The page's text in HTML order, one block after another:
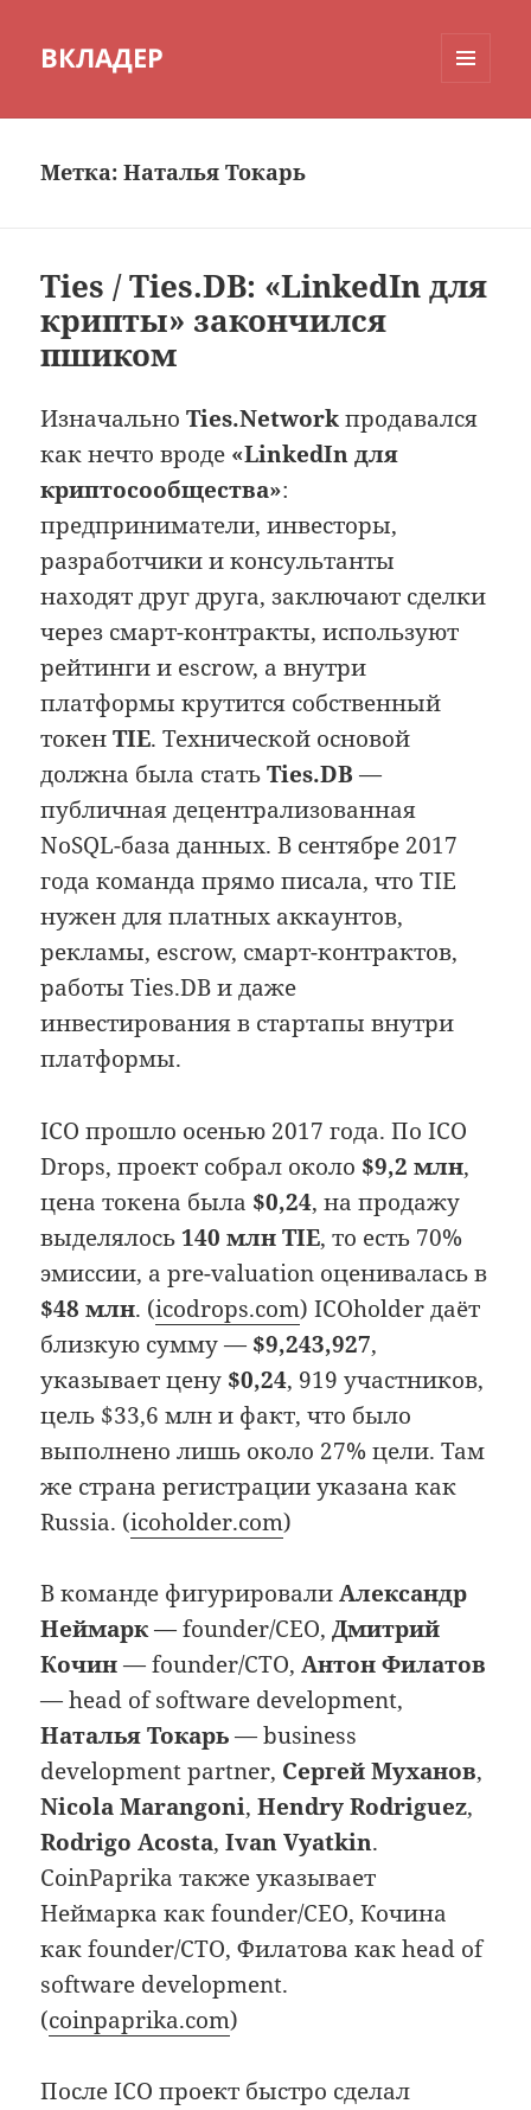
ВКЛАДЕР
Метка:Наталья Токарь
Ties / Ties.DB: «LinkedIn для
крипты» закончился
пшиком
ИзначальноTies.Networkпродавался
как нечто вроде «LinkedIn для
криптосообщества»:
предприниматели, инвесторы,
разработчики и консультанты
находят друг друга, заключают сделки
через смарт-контракты, используют
рейтинги и escrow, а внутри
платформы крутится собственный
токенTIE. Технической основой
должна была статьTies.DB —
публичная децентрализованная
NoSQL-база данных. В сентябре 2017
года команда прямо писала, что TIE
нужен для платных аккаунтов,
рекламы, escrow, смарт-контрактов,
работы Ties.DB и даже
инвестирования в стартапы внутри
платформы.
ICO прошло осенью 2017 года. По ICO
Drops, проект собрал около $9,2 млн,
цена токена была $0,24, на продажу
выделялось 140 млн TIE, то есть 70%
эмиссии, а pre-valuation оценивалась в
$48 млн. (icodrops.com) ICOholder даёт
близкую сумму — $9,243,927,
указывает цену $0,24, 919 участников,
цель $33,6 млн и факт, что было
выполнено лишь около 27% цели. Там
же страна регистрации указана как
Russia. (icoholder.com)
В команде фигурировалиАлександр
Неймарк— founder/CEO,Дмитрий
Кочин— founder/CTO,Антон Филатов
— head of software development,
Наталья Токарь— business
development partner, Сергей Муханов,
Nicola Marangoni,Hendry Rodriguez,
Rodrigo Acosta,Ivan Vyatkin.
CoinPaprika также указывает
Неймарка как founder/CEO, Кочина
как founder/CTO, Филатова как head of
software development.
(coinpaprika.com)
После ICO проект быстро сделал